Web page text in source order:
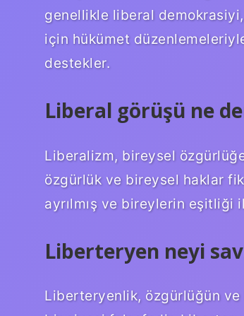
genellikle liberal
için hükümet
destekler.
Liberal görüşü ne
Liberalizm, bireysel
özgürlük ve bireysel haklar
ayrılmış ve bireylerin eşitliği
Liberteryen neyi
Liberteryenlik, özgürlüğün